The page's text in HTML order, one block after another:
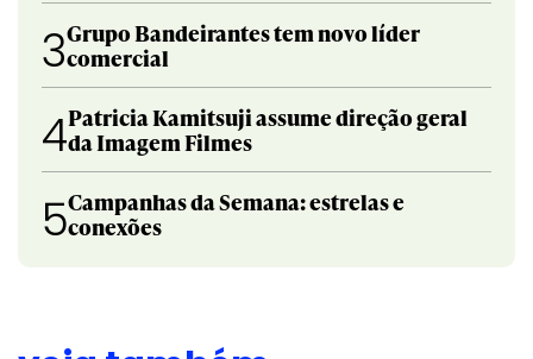
3Grupo Bandeirantes tem novo líder
comercial
4Patricia Kamitsuji assume direção geral
da Imagem Filmes
5Campanhas da Semana: estrelas e
conexões